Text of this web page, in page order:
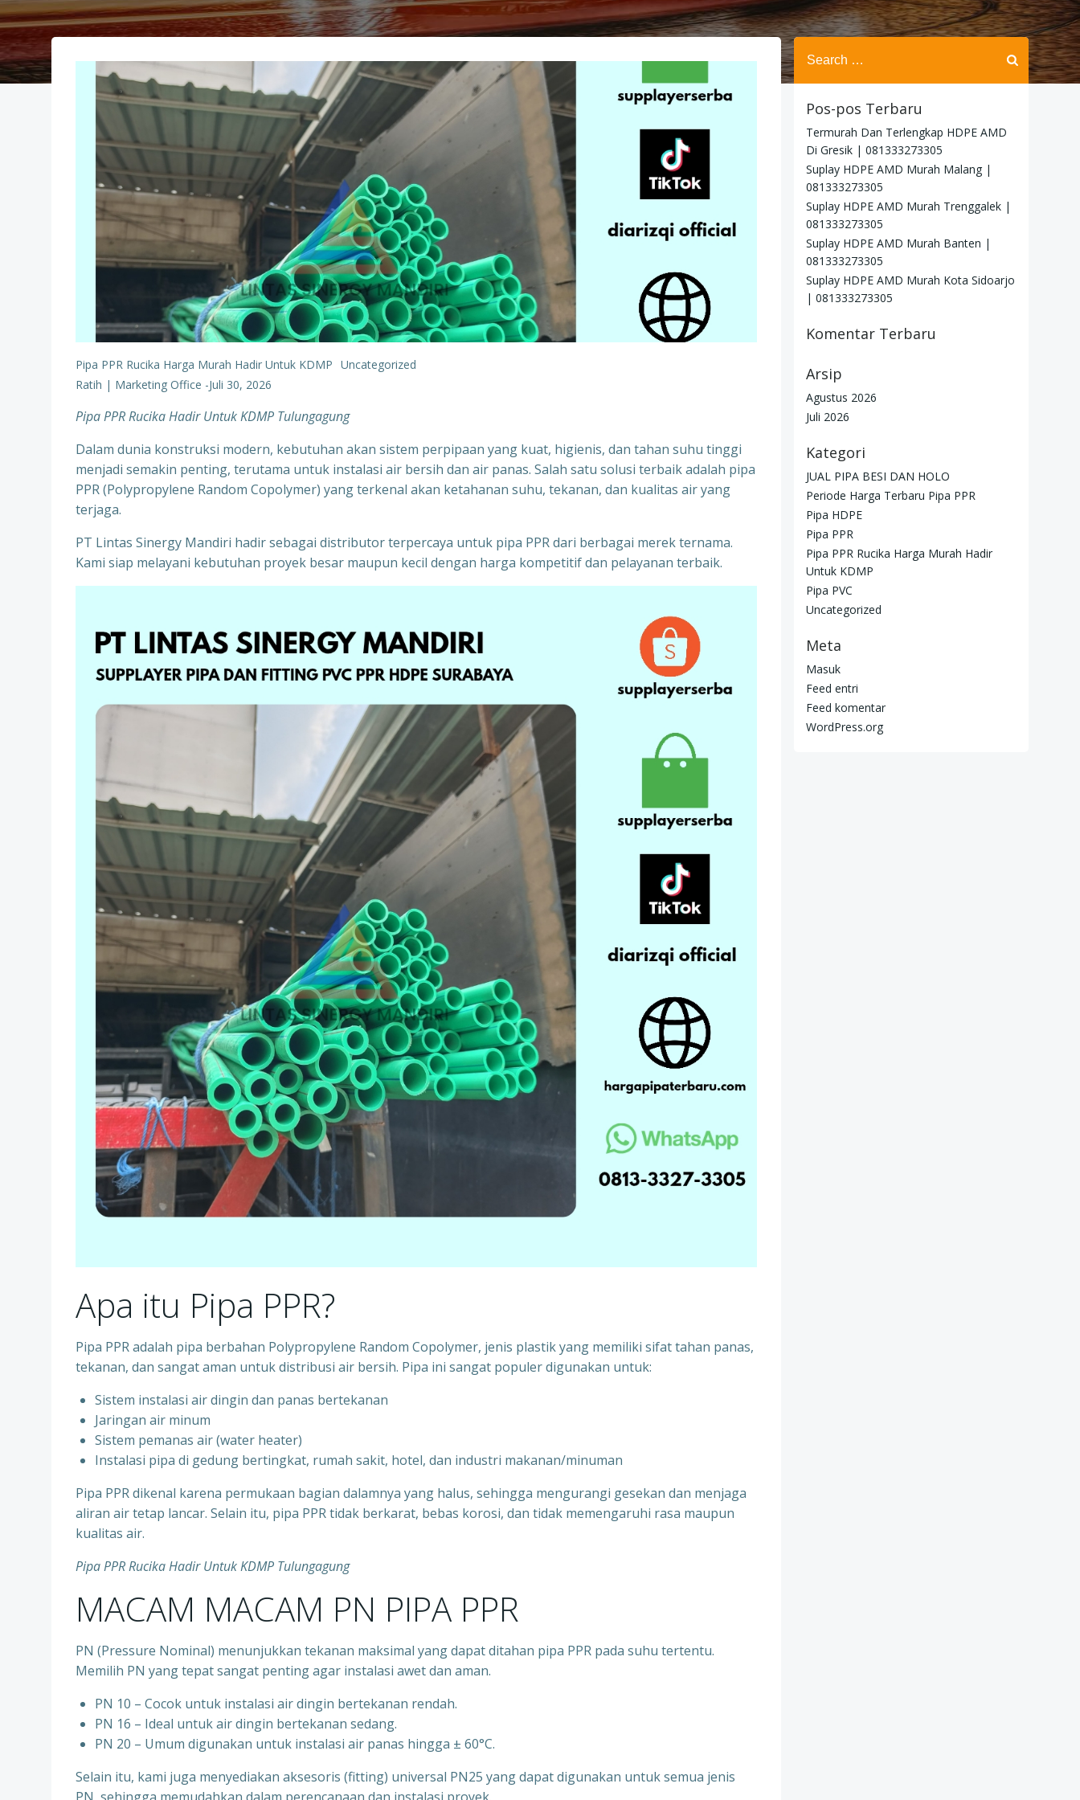
Pipa PPR Rucika Harga Murah Hadir Untuk KDMP Uncategorized
Ratih | Marketing Office -Juli 30, 2026
Pipa PPR Rucika Hadir Untuk KDMP Tulungagung
Dalam dunia konstruksi modern, kebutuhan akan sistem perpipaan yang kuat, higienis, dan tahan suhu tinggi
menjadi semakin penting, terutama untuk instalasi air bersih dan air panas. Salah satu solusi terbaik adalah pipa
PPR (Polypropylene Random Copolymer) yang terkenal akan ketahanan suhu, tekanan, dan kualitas air yang
terjaga.
PT Lintas Sinergy Mandiri hadir sebagai distributor terpercaya untuk pipa PPR dari berbagai merek ternama.
Kami siap melayani kebutuhan proyek besar maupun kecil dengan harga kompetitif dan pelayanan terbaik.
Apa itu Pipa PPR?
Pipa PPR adalah pipa berbahan Polypropylene Random Copolymer, jenis plastik yang memiliki sifat tahan panas,
tekanan, dan sangat aman untuk distribusi air bersih. Pipa ini sangat populer digunakan untuk:
Sistem instalasi air dingin dan panas bertekanan
⁠Jaringan air minum
⁠Sistem pemanas air (water heater)
⁠Instalasi pipa di gedung bertingkat, rumah sakit, hotel, dan industri makanan/minuman
Pipa PPR dikenal karena permukaan bagian dalamnya yang halus, sehingga mengurangi gesekan dan menjaga
aliran air tetap lancar. Selain itu, pipa PPR tidak berkarat, bebas korosi, dan tidak memengaruhi rasa maupun
kualitas air.
Pipa PPR Rucika Hadir Untuk KDMP Tulungagung
MACAM MACAM PN PIPA PPR
PN (Pressure Nominal) menunjukkan tekanan maksimal yang dapat ditahan pipa PPR pada suhu tertentu.
Memilih PN yang tepat sangat penting agar instalasi awet dan aman.
PN 10 – Cocok untuk instalasi air dingin bertekanan rendah.
⁠PN 16 – Ideal untuk air dingin bertekanan sedang.
⁠PN 20 – Umum digunakan untuk instalasi air panas hingga ± 60°C.
Selain itu, kami juga menyediakan aksesoris (fitting) universal PN25 yang dapat digunakan untuk semua jenis
Search
for:
Pos-pos Terbaru
Termurah Dan Terlengkap HDPE AMD
Di Gresik | 081333273305
Suplay HDPE AMD Murah Malang |
081333273305
Suplay HDPE AMD Murah Trenggalek |
081333273305
Suplay HDPE AMD Murah Banten |
081333273305
Suplay HDPE AMD Murah Kota Sidoarjo
| 081333273305
Komentar Terbaru
Arsip
Agustus 2026
Juli 2026
Kategori
JUAL PIPA BESI DAN HOLO
Periode Harga Terbaru Pipa PPR
Pipa HDPE
Pipa PPR
Pipa PPR Rucika Harga Murah Hadir
Untuk KDMP
Pipa PVC
Uncategorized
Meta
Masuk
Feed entri
Feed komentar
WordPress.org